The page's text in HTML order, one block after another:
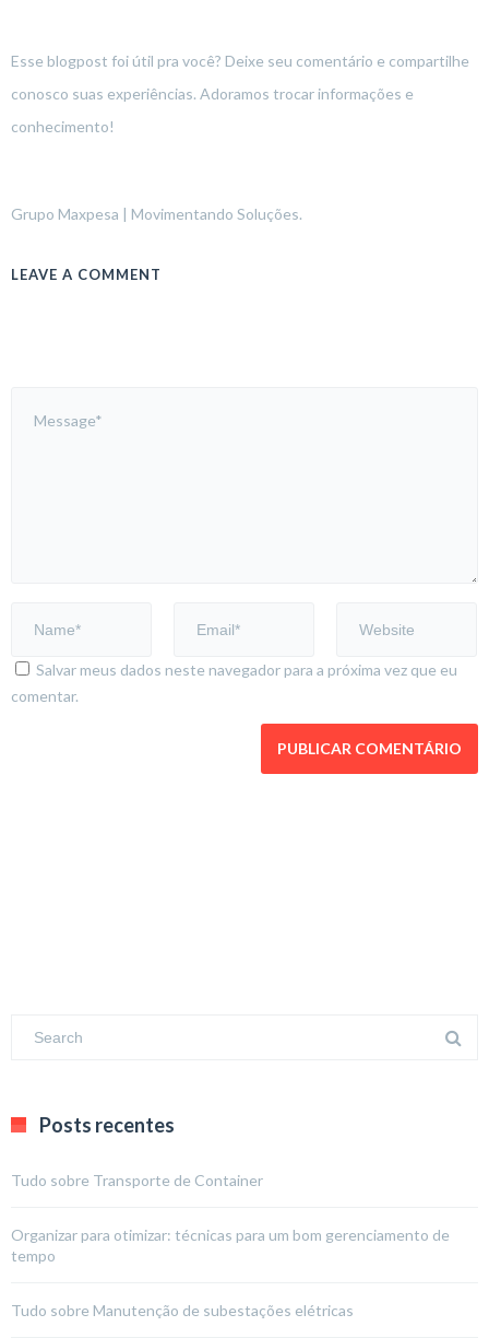
Esse blogpost foi útil pra você? Deixe seu comentário e compartilhe
conosco suas experiências. Adoramos trocar informações e
conhecimento!
Grupo Maxpesa | Movimentando Soluções.
LEAVE A COMMENT
Salvar meus dados neste navegador para a próxima vez que eu
comentar.
Posts recentes
Tudo sobre Transporte de Container
Organizar para otimizar: técnicas para um bom gerenciamento de
tempo
Tudo sobre Manutenção de subestações elétricas